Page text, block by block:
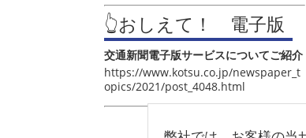
👆おしえて！ 電子版
交通新聞電子版サービスについてご紹介
https://www.kotsu.co.jp/newspaper_t
opics/2021/post_4048.html